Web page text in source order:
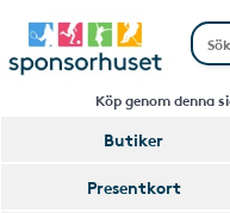
Köp genom denna
Butiker
Presentkort